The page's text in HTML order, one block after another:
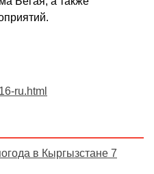
ru.html
в Кыргызстане 7